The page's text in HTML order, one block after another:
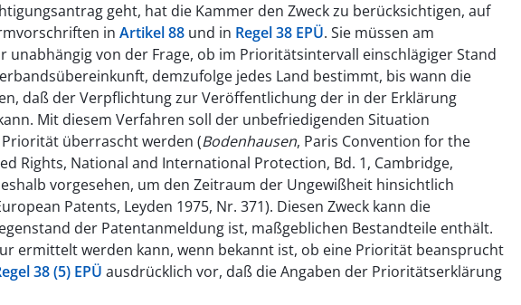
geht, hat die Kammer den Zweck zu berücksichtigen, auf
in Artikel 88 und in Regel 38 EPÜ. Sie müssen am
unabhängig von der Frage, ob im Prioritätsintervall einschlägiger Stand
demzufolge jedes Land bestimmt, bis wann die
daß der Verpflichtung zur Veröffentlichung der in der Erklärung
Mit diesem Verfahren soll der unbefriedigenden Situation
überrascht werden (Bodenhausen, Paris Convention for the
Rights, National and International Protection, Bd. 1, Cambridge,
vorgesehen, um den Zeitraum der Ungewißheit hinsichtlich
Patents, Leyden 1975, Nr. 371). Diesen Zweck kann die
der Patentanmeldung ist, maßgeblichen Bestandteile enthält.
ermittelt werden kann, wenn bekannt ist, ob eine Priorität beansprucht
38 (5) EPÜ ausdrücklich vor, daß die Angaben der Prioritätserklärung